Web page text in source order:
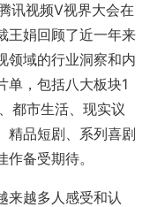
讯视频V视界大会在
王娟回顾了近一年来
领域的行业洞察和内
单，包括八大板块1
都市生活、现实议
精品短剧、系列喜剧
备受期待。
来越多人感受和认